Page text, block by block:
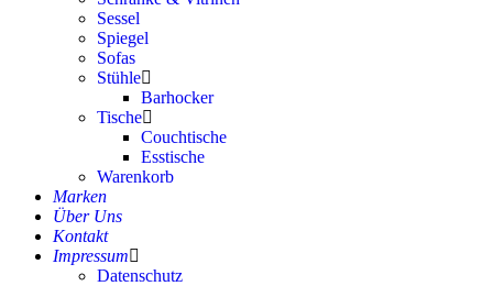
Sessel
Spiegel
Sofas
Stühle
Barhocker
Tische
Couchtische
Esstische
Warenkorb
Marken
Über Uns
Kontakt
Impressum
Datenschutz